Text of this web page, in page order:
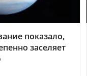
показало,
заселяет